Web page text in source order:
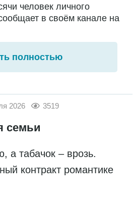
человек личного
в своём канале на
полностью
2026 3519
семьи
а табачок – врозь.
контракт романтике